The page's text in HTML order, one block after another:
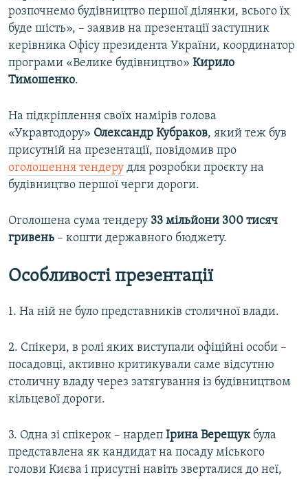
розпочнемо будівництво першої ділянки, всього їх
буде шість», – заявив на презентації заступник
керівника Офісу президента України, координатор
програми «Велике будівництво» Кирило
Тимошенко.
На підкріплення своїх намірів голова
«Укравтодору» Олександр Кубраков, який теж був
присутній на презентації, повідомив про
оголошення тендеру для розробки проєкту на
будівництво першої черги дороги.
Оголошена сума тендеру 33 мільйони 300 тисяч
гривень – кошти державного бюджету.
Особливості презентації
1. На ній не було представників столичної влади.
2. Спікери, в ролі яких виступали офіційні особи –
посадовці, активно критикували саме відсутню
столичну владу через затягування із будівництвом
кільцевої дороги.
3. Одна зі спікерок – нардеп Ірина Верещукбула
представлена як кандидат на посаду міського
голови Києва і присутні навіть зверталися до неї,